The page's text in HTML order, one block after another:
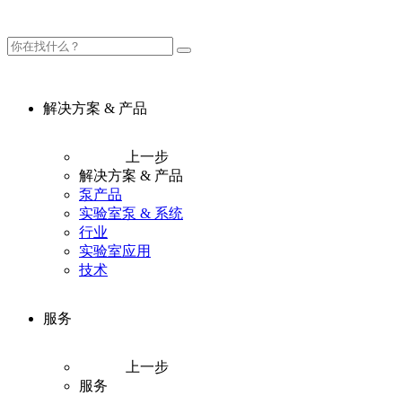
解决方案 & 产品
上一步
解决方案 & 产品
泵产品
实验室泵 & 系统
行业
实验室应用
技术
服务
上一步
服务